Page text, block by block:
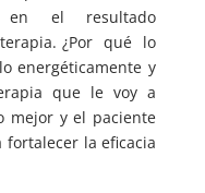
en el resultado
¿Por qué lo
energéticamente y
que le voy a
mejor y el paciente
la eficacia